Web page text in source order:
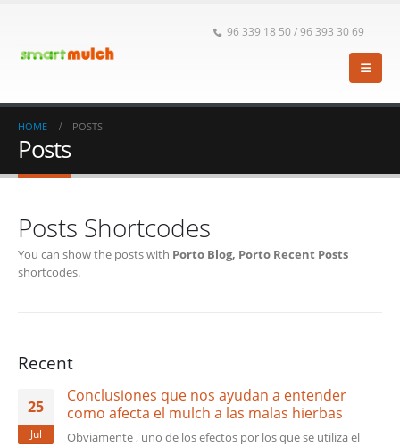
96 339 18 50 / 96 393 30 69
HOME POSTS
Posts
Posts Shortcodes
You can show the posts with Porto Blog, Porto Recent Posts
shortcodes.
Recent
25
Jul
Conclusiones que nos ayudan a entender
como afecta el mulch a las malas hierbas
Obviamente , uno de los efectos por los que se utiliza el